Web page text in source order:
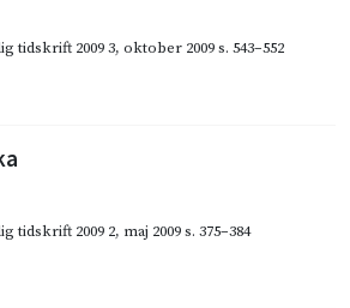
tidskrift 2009 3, oktober 2009s. 543–552
tidskrift 2009 2, maj 2009s. 375–384